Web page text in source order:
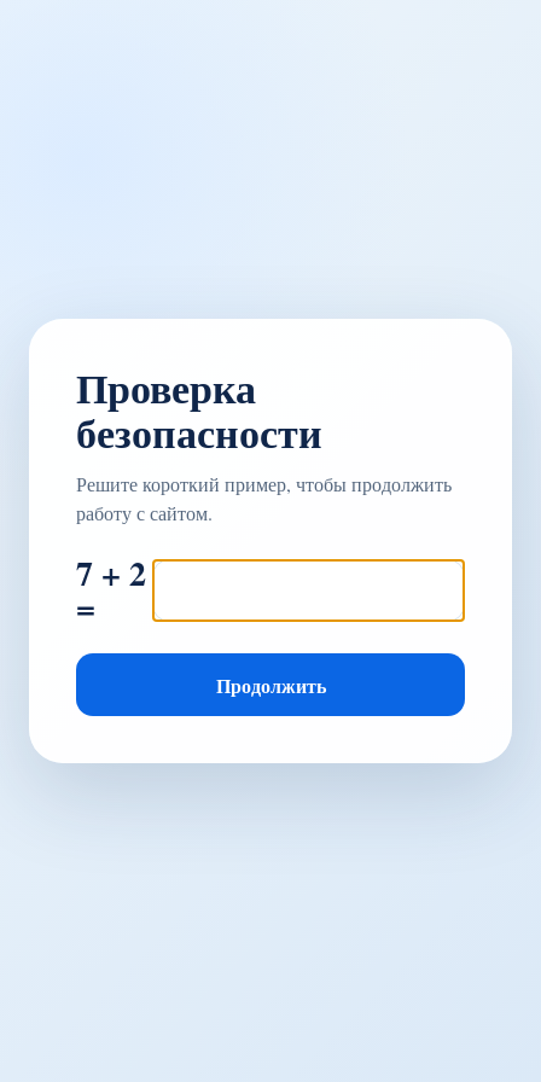
Проверка
безопасности
Решите короткий пример, чтобы продолжить
работу с сайтом.
7 + 2
=
Продолжить